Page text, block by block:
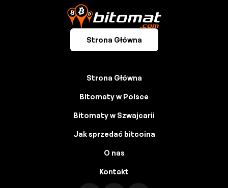
Strona Główna
Strona Główna
Bitomaty w Polsce
Bitomaty w Szwajcarii
Jak sprzedać bitcoina
O nas
Kontakt